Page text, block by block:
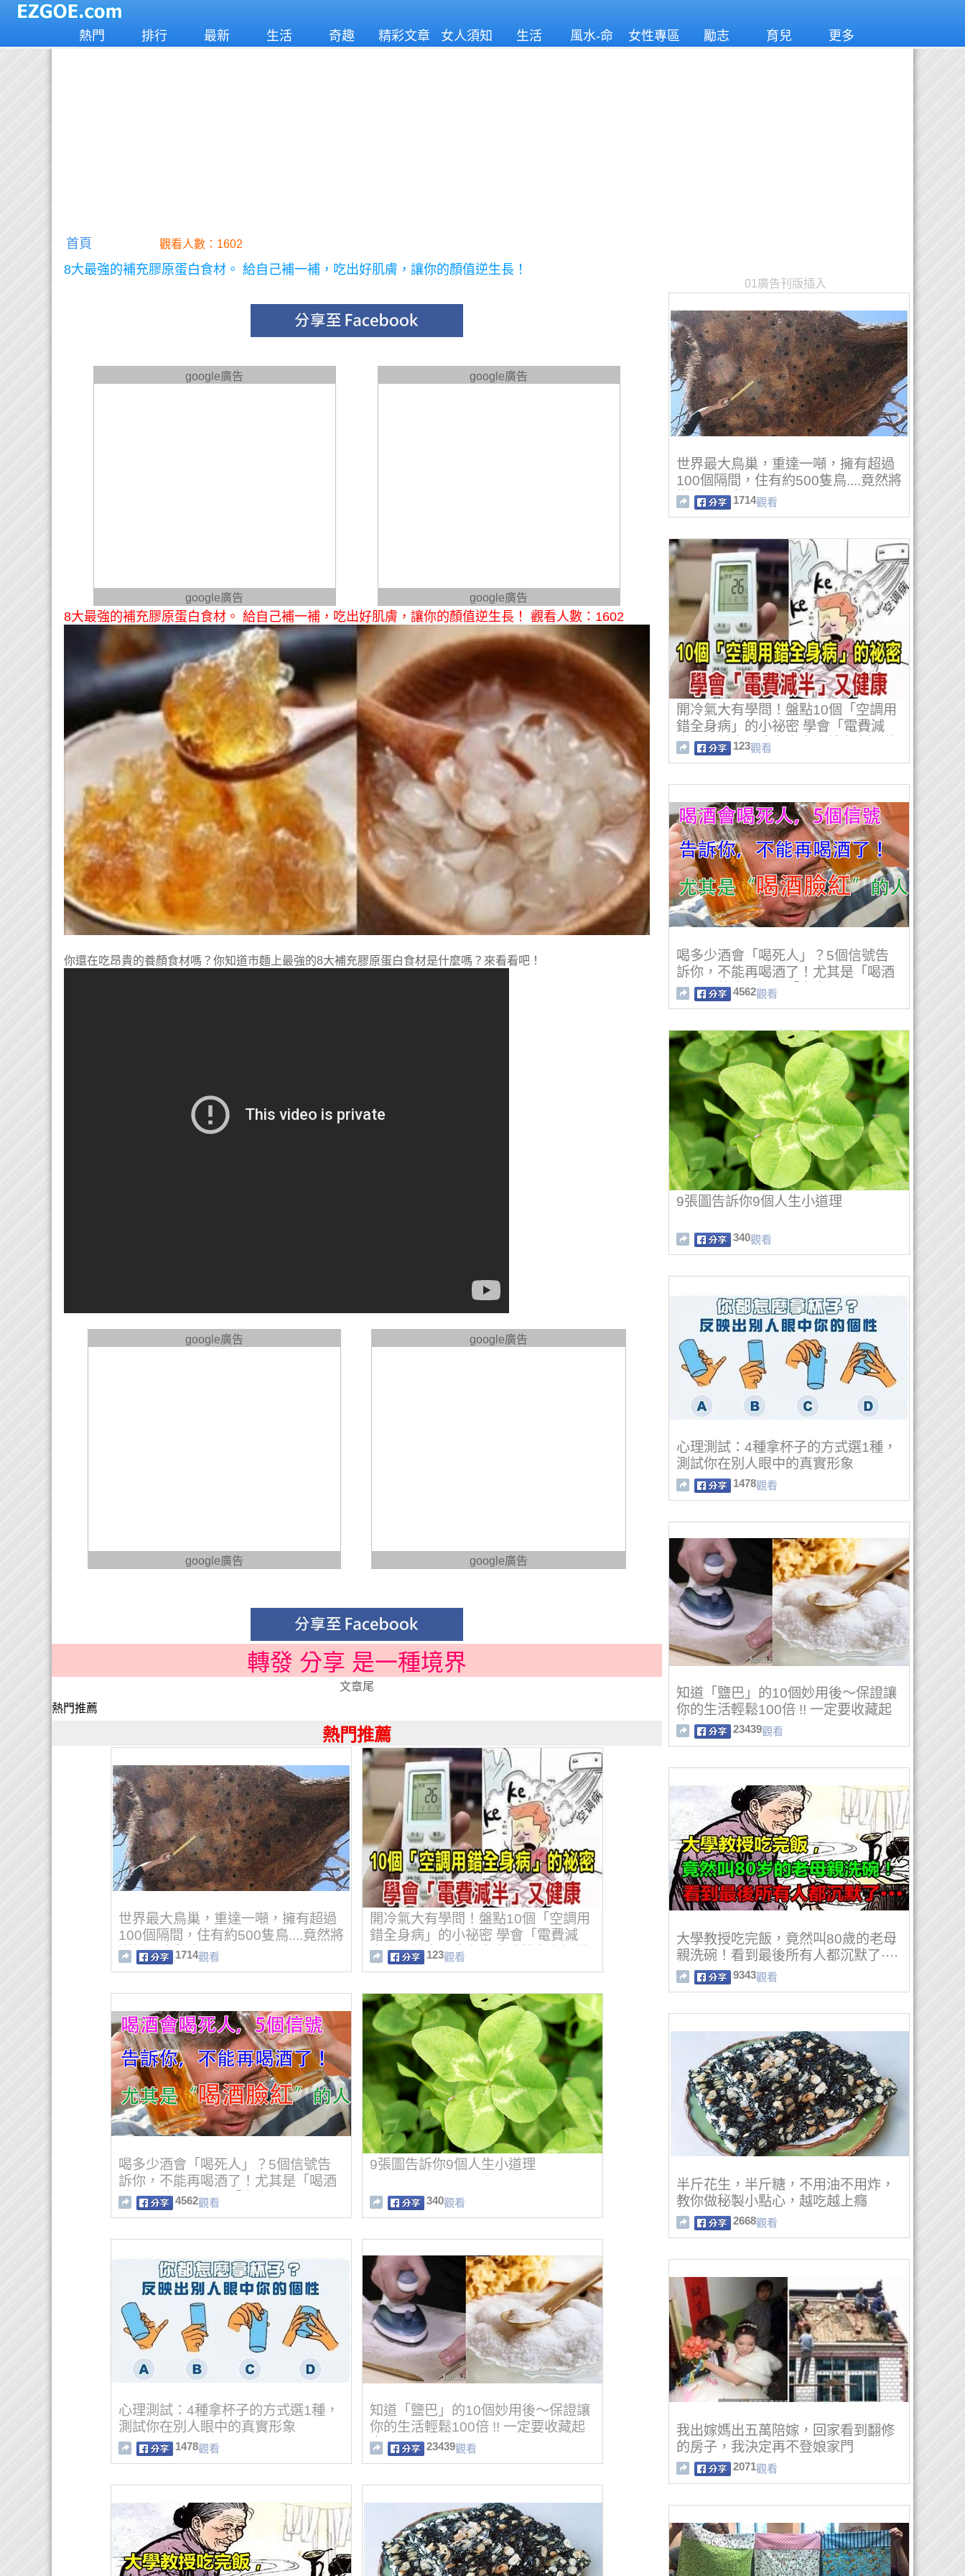
熱門 排行 最新 生活 奇趣 精彩文章 女人須知 生活
風水-命
女性專區 勵志 育兒 更多
首頁 觀看人數：1602
8大最強的補充膠原蛋白食材。 給自己補一補，吃出好肌膚，讓你的顏值逆生長！
google廣告
google廣告
google廣告
google廣告
8大最強的補充膠原蛋白食材。 給自己補一補，吃出好肌膚，讓你的顏值逆生長！ 觀看人數：1602
你還在吃昂貴的養顏食材嗎？你知道市麵上最強的8大補充膠原蛋白食材是什麼嗎？來看看吧！
google廣告
google廣告
google廣告
google廣告
轉發 分享 是一種境界
文章尾
熱門推薦
熱門推薦
世界最大鳥巢，重達一噸，擁有超過
100個隔間，住有約500隻鳥....竟然將
樹給....太驚人了！！！
1714觀看
開冷氣大有學問！盤點10個「空調用
錯全身病」的小祕密 學會「電費減
半」又健康！分享出去讓越多人知道
越好！
123觀看
喝多少酒會「喝死人」？5個信號告
訴你，不能再喝酒了！尤其是「喝酒
臉紅」的人，小心「中毒」！！
4562觀看
9張圖告訴你9個人生小道理
340觀看
心理測試：4種拿杯子的方式選1種，
測試你在別人眼中的真實形象
1478觀看
知道「鹽巴」的10個妙用後～保證讓
你的生活輕鬆100倍 !! 一定要收藏起
來!!
23439觀看
01廣告刊版插入
世界最大鳥巢，重達一噸，擁有超過
100個隔間，住有約500隻鳥....竟然將
樹給....太驚人了！！！
1714觀看
開冷氣大有學問！盤點10個「空調用
錯全身病」的小祕密 學會「電費減
半」又健康！分享出去讓越多人知道
越好！
123觀看
喝多少酒會「喝死人」？5個信號告
訴你，不能再喝酒了！尤其是「喝酒
臉紅」的人，小心「中毒」！！
4562觀看
9張圖告訴你9個人生小道理
340觀看
心理測試：4種拿杯子的方式選1種，
測試你在別人眼中的真實形象
1478觀看
知道「鹽巴」的10個妙用後～保證讓
你的生活輕鬆100倍 !! 一定要收藏起
來!!
23439觀看
大學教授吃完飯，竟然叫80歲的老母
親洗碗！看到最後所有人都沉默了····
··
9343觀看
半斤花生，半斤糖，不用油不用炸，
教你做秘製小點心，越吃越上癮
2668觀看
我出嫁媽出五萬陪嫁，回家看到翻修
的房子，我決定再不登娘家門
2071觀看